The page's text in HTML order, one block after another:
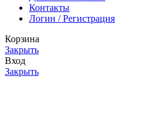
Контакты
Логин / Регистрация
Корзина
Закрыть
Вход
Закрыть